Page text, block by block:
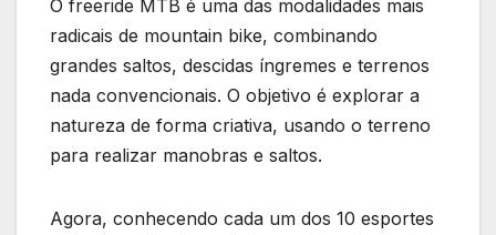
O freeride MTB é uma das modalidades mais
radicais de mountain bike, combinando
grandes saltos, descidas íngremes e terrenos
nada convencionais. O objetivo é explorar a
natureza de forma criativa, usando o terreno
para realizar manobras e saltos.
Agora, conhecendo cada um dos 10 esportes